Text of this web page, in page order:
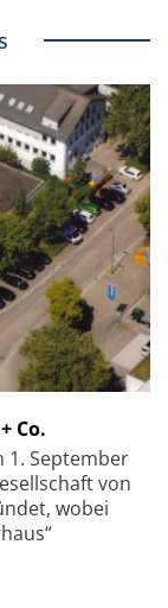
Co.
1. September
von
wobei